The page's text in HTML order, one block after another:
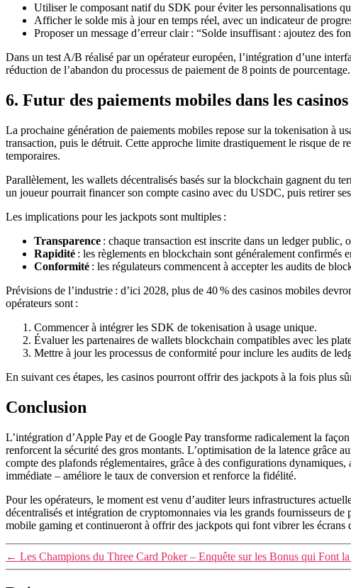
Utiliser le composant natif du SDK pour éviter les personnalisations
Afficher le solde mis à jour en temps réel, avec un indicateur de
Proposer un message d’erreur clair : “Solde insuffisant : ajoutez des
Dans un test A/B réalisé par un opérateur européen, l’intégration d’une
réduction de l’abandon du processus de paiement de 8 points de pourcentage.
6. Futur des paiements mobiles dans les
La prochaine génération de paiements mobiles repose sur la tokenisation à
transaction, puis le détruit. Cette approche limite drastiquement le risque de
temporaires.
Parallèlement, les wallets décentralisés basés sur la blockchain gagnent du
un joueur pourrait financer son compte casino avec du USDC, puis retirer
Les implications pour les jackpots sont multiples :
Transparence : chaque transaction est inscrite dans un ledger
Rapidité : les règlements en blockchain sont généralement confirmés
Conformité : les régulateurs commencent à accepter les audits de
Prévisions de l’industrie : d’ici 2028, plus de 40 % des casinos mobiles
opérateurs sont :
Commencer à intégrer les SDK de tokenisation à usage unique.
Évaluer les partenaires de wallets blockchain compatibles avec les
Mettre à jour les processus de conformité pour inclure les audits de
En suivant ces étapes, les casinos pourront offrir des jackpots à la fois plus
Conclusion
L’intégration d’Apple Pay et de Google Pay transforme radicalement la
renforcent la sécurité des gros montants. L’optimisation de la latence grâce
compte des plafonds réglementaires, grâce à des configurations
immédiate – améliore le taux de conversion et renforce la fidélité.
Pour les opérateurs, le moment est venu d’auditer leurs infrastructures
décentralisés et intégration de cryptomonnaies via les grands fournisseurs
mobile gaming et continueront à offrir des jackpots qui font vibrer les écrans
← Les Champions du Three Card Poker – Enquête sur les Bonus qui Font